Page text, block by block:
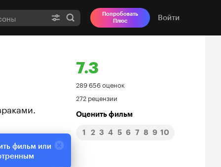
Попробовать
Плюс
Войти
7.3
Рейтинг
Кинопоиска
7.3
289 656 оценок
272 рецензии
Оценить фильм
1 2 3 4 5 6 7 8 9 10
фильм или